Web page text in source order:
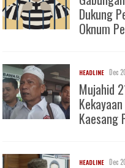
Dukung
Oknum
HEADLINE Dec
Mujahid
Kaesang
HEADLINE Dec